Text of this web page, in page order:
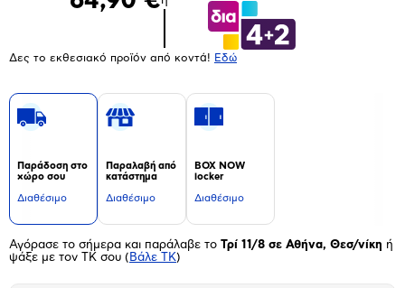
Δες το εκθεσιακό προϊόν από κοντά! Eδώ
Παράδοση στο
χώρο σου
Διαθέσιμο
Παραλαβή από
κατάστημα
Διαθέσιμο
BOX NOW
locker
Διαθέσιμο
Αγόρασε το σήμερα και παράλαβε το Τρί 11/8 σε Αθήνα, Θεσ/νίκη ή
ψάξε με τον ΤΚ σου ( Βάλε ΤΚ)